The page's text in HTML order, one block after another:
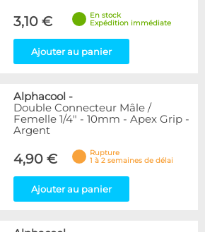
3,10 €
En stock
Expédition immédiate
Ajouter au panier
Alphacool -
Double Connecteur Mâle /
Femelle 1/4" - 10mm - Apex Grip -
Argent
4,90 €
Rupture
1 à 2 semaines de délai
Ajouter au panier